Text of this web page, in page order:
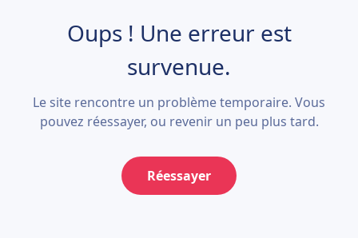
Oups ! Une erreur est
survenue.
Le site rencontre un problème temporaire. Vous
pouvez réessayer, ou revenir un peu plus tard.
Réessayer